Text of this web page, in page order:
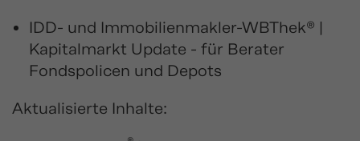
IDD- und Immobilienmakler-WBThek® |
Kapitalmarkt Update - für Berater
Fondspolicen und Depots
Aktualisierte Inhalte: